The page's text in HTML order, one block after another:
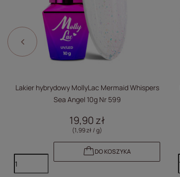
Lakier hybrydowy MollyLac Mermaid Whispers
Sea Angel 10g Nr 599
19,90 zł
(1,99 zł / g)
DO KOSZYKA